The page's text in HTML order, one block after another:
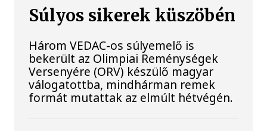
Súlyos sikerek küszöbén
Három VEDAC-os súlyemelő is
bekerült az Olimpiai Reménységek
Versenyére (ORV) készülő magyar
válogatottba, mindhárman remek
formát mutattak az elmúlt hétvégén.